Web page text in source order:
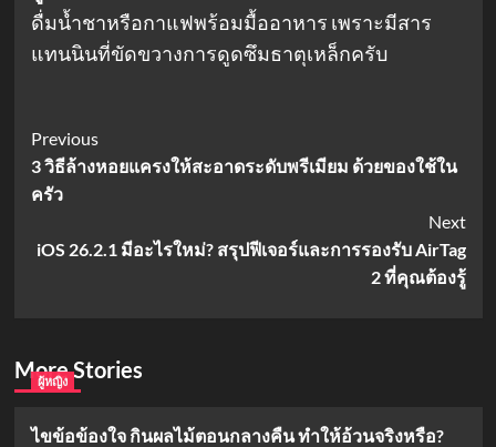
ดื่มน้ำชาหรือกาแฟพร้อมมื้ออาหาร เพราะมีสาร
แทนนินที่ขัดขวางการดูดซึมธาตุเหล็กครับ
Post
Navigation
Previous
3 วิธีล้างหอยแครงให้สะอาดระดับพรีเมียม ด้วยของใช้ใน
ครัว
Next
iOS 26.2.1 มีอะไรใหม่? สรุปฟีเจอร์และการรองรับ AirTag
2 ที่คุณต้องรู้
More Stories
ผู้หญิง
ไขข้อข้องใจ กินผลไม้ตอนกลางคืน ทำให้อ้วนจริงหรือ?